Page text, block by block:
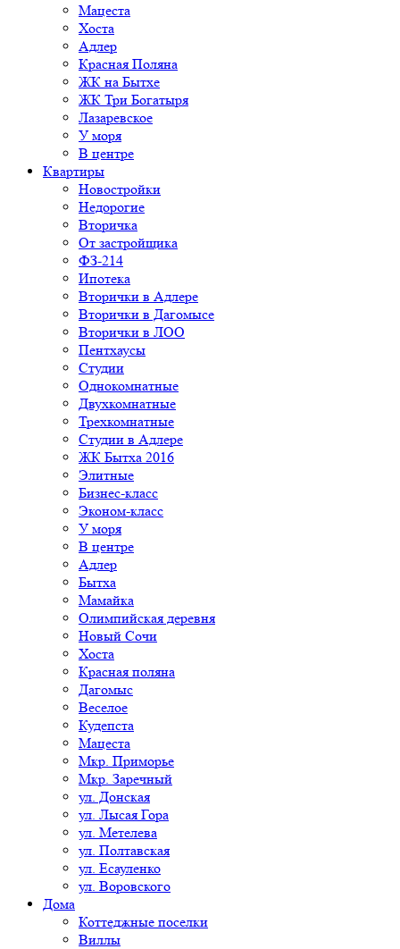
Мацеста
Хоста
Адлер
Красная Поляна
ЖК на Бытхе
ЖК Три Богатыря
Лазаревское
У моря
В центре
Квартиры
Новостройки
Недорогие
Вторичка
От застройщика
ФЗ-214
Ипотека
Вторички в Адлере
Вторички в Дагомысе
Вторички в ЛОО
Пентхаусы
Студии
Однокомнатные
Двухкомнатные
Трехкомнатные
Студии в Адлере
ЖК Бытха 2016
Элитные
Бизнес-класс
Эконом-класс
У моря
В центре
Адлер
Бытха
Мамайка
Олимпийская деревня
Новый Сочи
Хоста
Красная поляна
Дагомыс
Веселое
Кудепста
Мацеста
Мкр. Приморье
Мкр. Заречный
ул. Донская
ул. Лысая Гора
ул. Метелева
ул. Полтавская
ул. Есауленко
ул. Воровского
Дома
Коттеджные поселки
Виллы